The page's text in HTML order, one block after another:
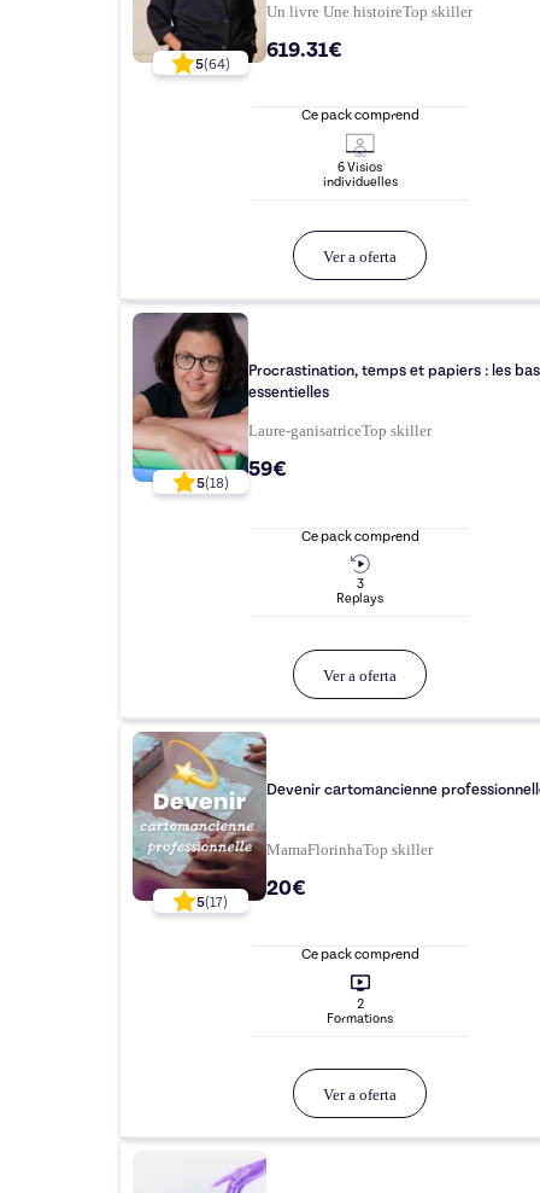
5(64)
Un livre Une histoireTop skiller
619.31€
Ce pack comprend
6Visios
individuelles
Ver a oferta
5(18)
Procrastination, temps et papiers : les
essentielles
Laure-ganisatriceTop skiller
59€
Ce pack comprend
3
Replays
Ver a oferta
5(17)
Devenir cartomancienne
MamaFlorinhaTop skiller
20€
Ce pack comprend
2
Formations
Ver a oferta